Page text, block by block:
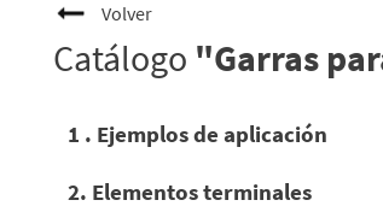
Volver
Catálogo "Garras
1 . Ejemplos de aplicación
2. Elementos terminales